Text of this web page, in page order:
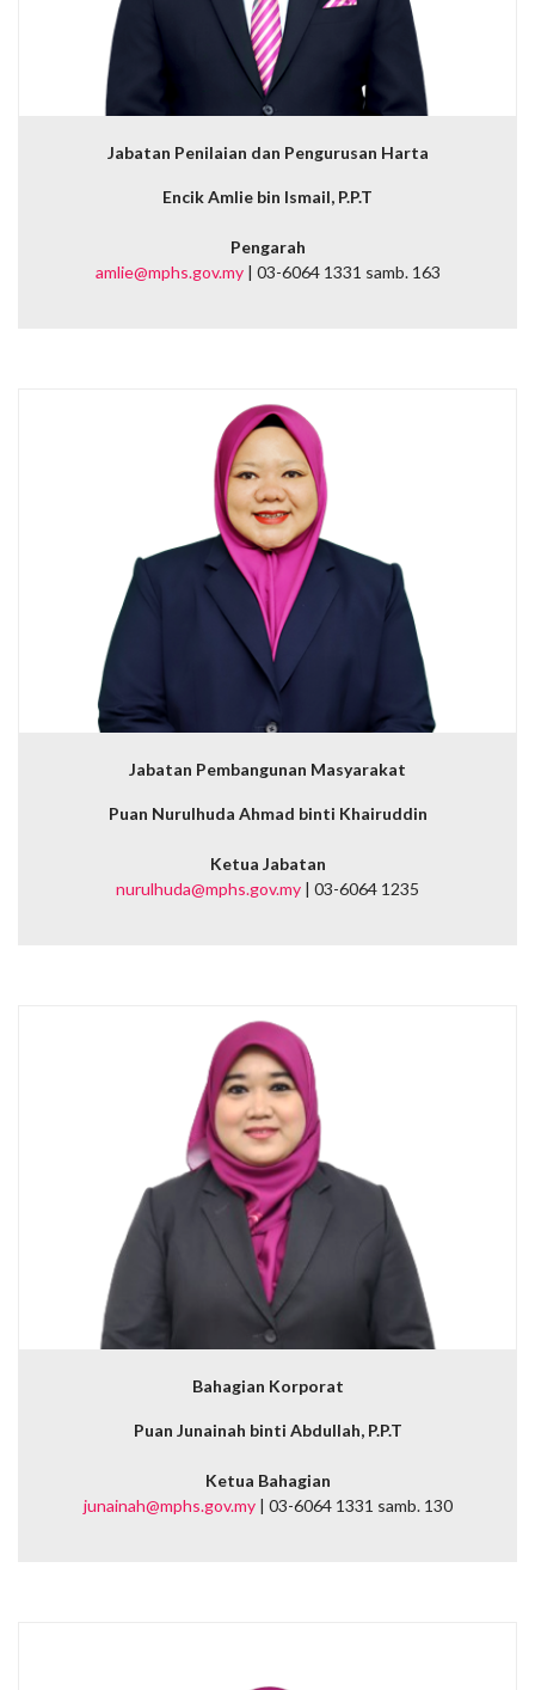
Jabatan Penilaian dan Pengurusan Harta
Encik Amlie bin Ismail, P.P.T
Pengarah
amlie@mphs.gov.my| 03-6064 1331 samb. 163
Jabatan Pembangunan Masyarakat
Puan Nurulhuda Ahmad binti Khairuddin
Ketua Jabatan
nurulhuda@mphs.gov.my | 03-6064 1235
Bahagian Korporat
Puan Junainah binti Abdullah, P.P.T
Ketua Bahagian
junainah@mphs.gov.my| 03-6064 1331 samb. 130